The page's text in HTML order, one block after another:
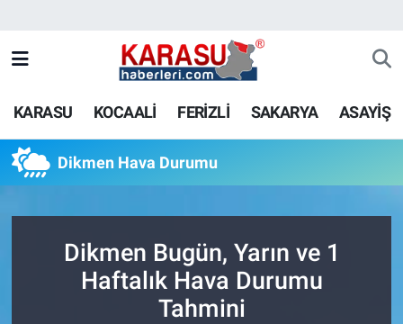
KARASU KOCAALİ FERİZLİ SAKARYA ASAYİŞ
Dikmen Hava Durumu
Dikmen Bugün, Yarın ve 1
Haftalık Hava Durumu
Tahmini